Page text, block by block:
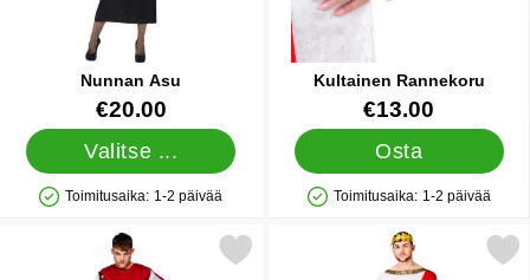
Nunnan Asu
Tuote.nro 6856€20.00
Valitse ...
Saatavuus: Varastossa
Toimitusaika: 1-2 päivää
Kultainen Rannekoru
Tuote.nro 39201
€13.00
Osta
Saatavuus: Varastossa
Toimitusaika: 1-2 päivää
Merkitse roomalainen Sotilas Naamiaisasu suosikiksi
Merkitse rooman Keisari